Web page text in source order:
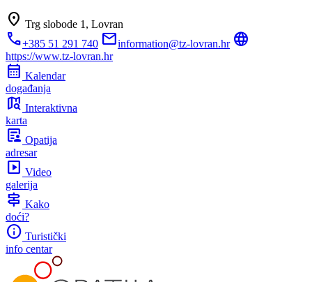
location_on Trg slobode 1, Lovran
call+385 51 291 740 mailinformation@tz-lovran.hr language
https://www.tz-lovran.hr
calendar_month Kalendar
događanja
map_search Interaktivna
karta
article_person Opatija
adresar
slideshow Video
galerija
signpost Kako
doći?
info Turistički
info centar